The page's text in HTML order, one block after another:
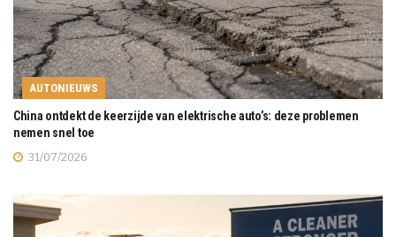
AUTONIEUWS
China ontdekt de keerzijde van elektrische auto’s: deze problemen
nemen snel toe
31/07/2026